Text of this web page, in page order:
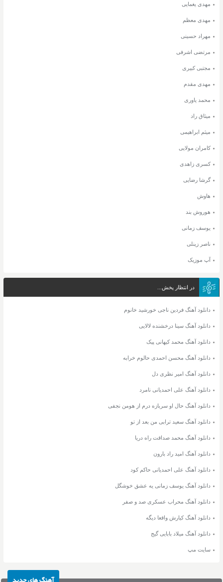
مهدی یغمایی
مهدی معظم
مهراد حسینی
مرتضی اشرفی
مجتبی کبیری
مهدی مقدم
محمد یاوری
میثاق راد
میثم ابراهیمی
کامران مولایی
کسری زاهدی
گرشا رضایی
هاوش
هوروش بند
یوسف زمانی
ناصر زینلی
آپ موزیک
در انتظار پخش...
دانلود آهنگ فردین ناجی خورشید خانوم
دانلود آهنگ سینا درخشنده لالایی
دانلود آهنگ محمد کیهانی پیک
دانلود آهنگ محسن احمدی حالوم خرابه
دانلود آهنگ امیر نظری دل
دانلود آهنگ علی احمدیانی نامرد
دانلود آهنگ حال او سربازه درم از هومن نجفی
دانلود آهنگ سعید ترابی من بعد از تو
دانلود آهنگ محمد صداقت راه دریا
دانلود آهنگ امید راد بارون
دانلود آهنگ علی احمدیانی حاکم کود
دانلود آهنگ یوسف زمانی یه عشق خوشگل
دانلود آهنگ محراب عسکری صد و صفر
دانلود آهنگ کیارش واقعا دیگه
دانلود آهنگ میلاد بابایی گیج
سایت مپ